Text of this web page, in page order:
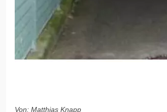
Von: Matthias Knapp